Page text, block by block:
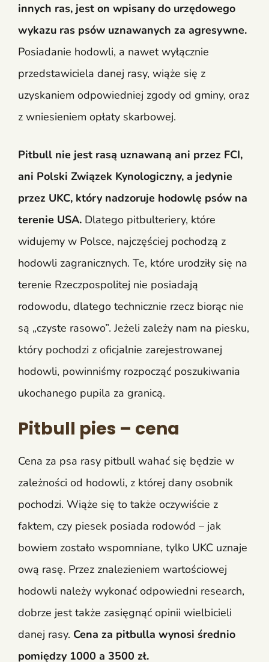
innych ras, jest on wpisany do urzędowego
wykazu ras psów uznawanych za agresywne.
Posiadanie hodowli, a nawet wyłącznie
przedstawiciela danej rasy, wiąże się z
uzyskaniem odpowiedniej zgody od gminy, oraz
z wniesieniem opłaty skarbowej.
Pitbull nie jest rasą uznawaną ani przez FCI,
ani Polski Związek Kynologiczny, a jedynie
przez UKC, który nadzoruje hodowlę psów na
terenie USA. Dlatego pitbulteriery, które
widujemy w Polsce, najczęściej pochodzą z
hodowli zagranicznych. Te, które urodziły się na
terenie Rzeczpospolitej nie posiadają
rodowodu, dlatego technicznie rzecz biorąc nie
są „czyste rasowo”. Jeżeli zależy nam na piesku,
który pochodzi z oficjalnie zarejestrowanej
hodowli, powinniśmy rozpocząć poszukiwania
ukochanego pupila za granicą.
Pitbull pies – cena
Cena za psa rasy pitbull wahać się będzie w
zależności od hodowli, z której dany osobnik
pochodzi. Wiąże się to także oczywiście z
faktem, czy piesek posiada rodowód – jak
bowiem zostało wspomniane, tylko UKC uznaje
ową rasę. Przez znalezieniem wartościowej
hodowli należy wykonać odpowiedni research,
dobrze jest także zasięgnąć opinii wielbicieli
danej rasy. Cena za pitbulla wynosi średnio
pomiędzy 1000 a 3500 zł.